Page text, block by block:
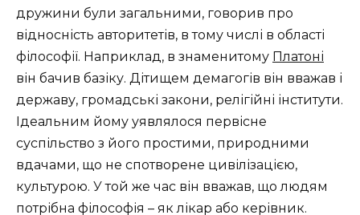
дружини були загальними, говорив про
відносність авторитетів, в тому числі в області
філософії. Наприклад, в знаменитому Платоні
він бачив базіку. Дітищем демагогів він вважав і
державу, громадські закони, релігійні інститути.
Ідеальним йому уявлялося первісне
суспільство з його простими, природними
вдачами, що не спотворене цивілізацією,
культурою. У той же час він вважав, що людям
потрібна філософія – як лікар або керівник.